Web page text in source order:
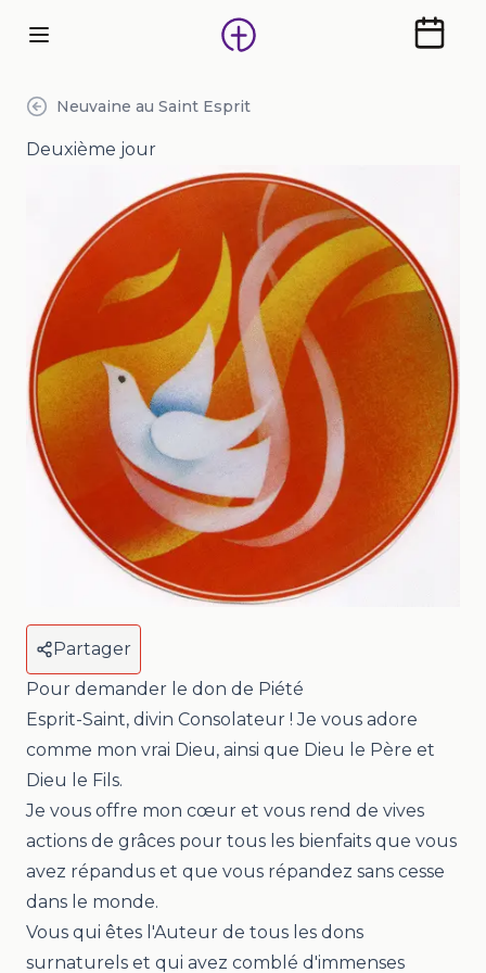
Neuvaine au Saint Esprit
Deuxième jour
Partager
Pour demander le don de Piété
Esprit-Saint, divin Consolateur ! Je vous adore
comme mon vrai Dieu, ainsi que Dieu le Père et
Dieu le Fils.
Je vous offre mon cœur et vous rend de vives
actions de grâces pour tous les bienfaits que vous
avez répandus et que vous répandez sans cesse
dans le monde.
Vous qui êtes l'Auteur de tous les dons
surnaturels et qui avez comblé d'immenses